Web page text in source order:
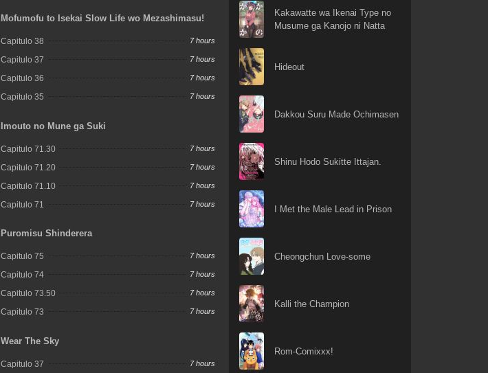
Mofumofu to Isekai Slow Life wo Mezashimasu!
Capitulo 38 7 hours
Capitulo 37 7 hours
Capitulo 36 7 hours
Capitulo 35 7 hours
Imouto no Mune ga Suki
Capitulo 71.30 7 hours
Capitulo 71.20 7 hours
Capitulo 71.10 7 hours
Capitulo 71 7 hours
Puromisu Shinderera
Capitulo 75 7 hours
Capitulo 74 7 hours
Capitulo 73.50 7 hours
Capitulo 73 7 hours
Wear The Sky
Capitulo 37 7 hours
Kakawatte wa Ikenai Type no
Musume ga Kanojo ni Natta
Hideout
Dakkou Suru Made Ochimasen
Shinu Hodo Sukitte Ittajan.
I Met the Male Lead in Prison
Cheongchun Love-some
Kalli the Champion
Rom-Comixxx!